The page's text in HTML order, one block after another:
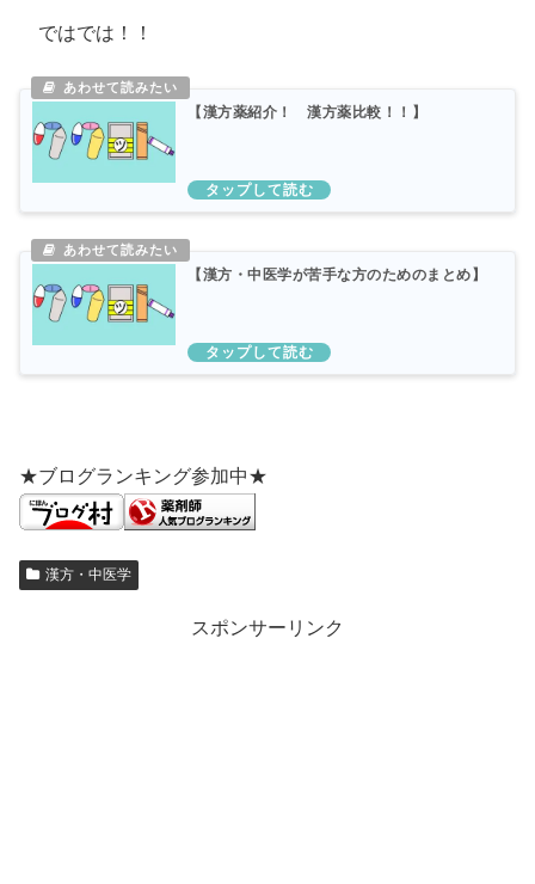
ではでは！！
【漢方薬紹介！ 漢方薬比較！！】
【漢方・中医学が苦手な方のためのまとめ】
★ブログランキング参加中★
漢方・中医学
スポンサーリンク